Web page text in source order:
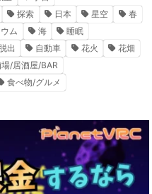
探索 日本 星空
春
ム 海
睡眠
脱出 自動車 花火
花畑
/居酒屋/BAR
食べ物/グルメ